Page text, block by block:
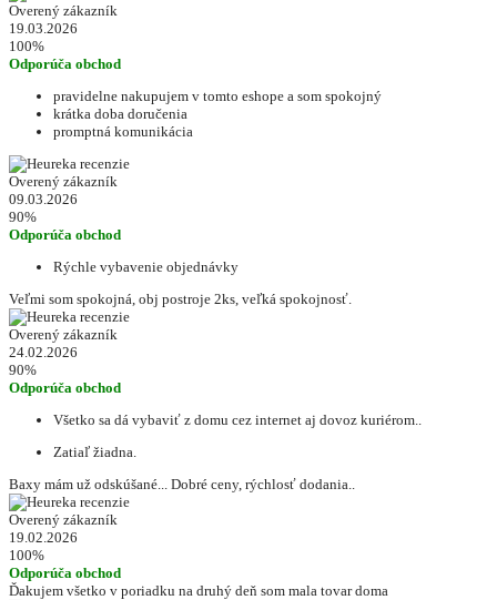
Overený zákazník
19.03.2026
100%
Odporúča obchod
pravidelne nakupujem v tomto eshope a som spokojný
krátka doba doručenia
promptná komunikácia
Overený zákazník
09.03.2026
90%
Odporúča obchod
Rýchle vybavenie objednávky
Veľmi som spokojná, obj postroje 2ks, veľká spokojnosť.
Overený zákazník
24.02.2026
90%
Odporúča obchod
Všetko sa dá vybaviť z domu cez internet aj dovoz kuriérom..
Zatiaľ žiadna.
Baxy mám už odskúšané... Dobré ceny, rýchlosť dodania..
Overený zákazník
19.02.2026
100%
Odporúča obchod
Ďakujem všetko v poriadku na druhý deň som mala tovar doma